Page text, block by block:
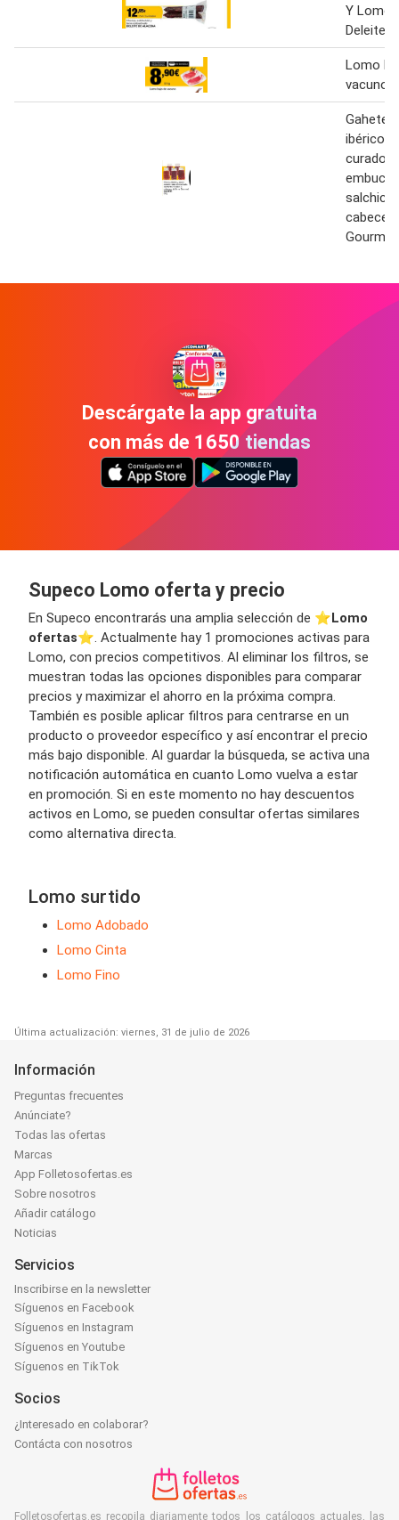
Y Lomo
Deleite
Lomo
vacuno
Gahete
ibérico,
curado,
Descárgate la app gratuita
con más de 1650 tiendas
Supeco Lomo oferta y precio
En Supeco encontrarás una amplia selección de ⭐️Lomo
ofertas⭐️. Actualmente hay 1 promociones activas para
Lomo, con precios competitivos. Al eliminar los filtros, se
muestran todas las opciones disponibles para comparar
precios y maximizar el ahorro en la próxima compra.
También es posible aplicar filtros para centrarse en un
producto o proveedor específico y así encontrar el precio
más bajo disponible. Al guardar la búsqueda, se activa una
notificación automática en cuanto Lomo vuelva a estar
en promoción. Si en este momento no hay descuentos
activos en Lomo, se pueden consultar ofertas similares
como alternativa directa.
Lomo surtido
Lomo Adobado
Lomo Cinta
Lomo Fino
Última actualización: viernes, 31 de julio de 2026
Información
Preguntas frecuentes
Anúnciate?
Todas las ofertas
Marcas
App Folletosofertas.es
Sobre nosotros
Añadir catálogo
Noticias
Servicios
Inscribirse en la newsletter
Síguenos en Facebook
Síguenos en Instagram
Síguenos en Youtube
Síguenos en TikTok
Socios
¿Interesado en colaborar?
Contácta con nosotros
Folletosofertas.es recopila diariamente todos los catálogos actuales, las